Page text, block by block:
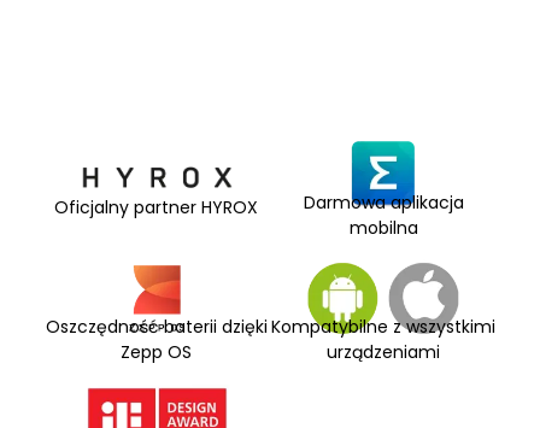
Darmowa aplikacja
mobilna
Oszczędność baterii dzięki
Zepp OS
Kompatybilne z wszystkimi
urządzeniami
Oficjalny partner HYROX